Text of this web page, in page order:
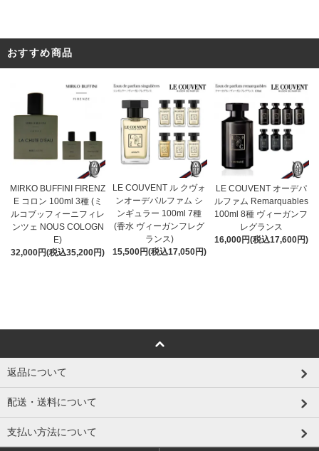
おすすめ商品
MIRKO BUFFINI FIRENZ
E コロン 100ml 3種 (ミ
ルコブッフィーニフィレ
ンツェ NOUS COLOGN
E)
32,000円(税込35,200円)
LE COUVENT ル クヴォ
ンオーデパルファム シ
ンギュラー 100ml 7種
(香水 ヴィーガンフレグ
ランス)
15,500円(税込17,050円)
LE COUVENT オーデパ
ルファム Remarquables
100ml 8種 ヴィーガンフ
レグランス
16,000円(税込17,600円)
返品について
配送・送料について
支払い方法について